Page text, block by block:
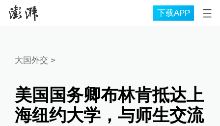
下载APP
大国外交 >
美国国务卿布林肯抵达上
海纽约大学，与师生交流